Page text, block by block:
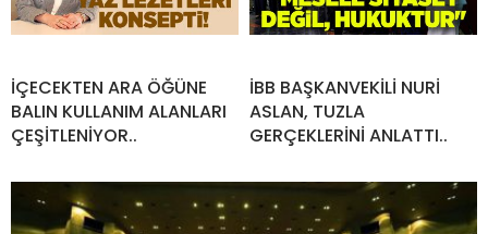
İÇECEKTEN ARA ÖĞÜNE
BALIN KULLANIM ALANLARI
ÇEŞİTLENİYOR..
İBB BAŞKANVEKİLİ NURİ
ASLAN, TUZLA
GERÇEKLERİNİ ANLATTI..